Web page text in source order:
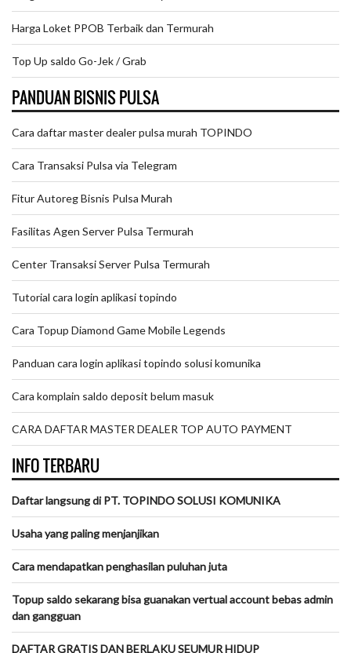
Harga Loket PPOB Terbaik dan Termurah
Top Up saldo Go-Jek / Grab
PANDUAN BISNIS PULSA
Cara daftar master dealer pulsa murah TOPINDO
Cara Transaksi Pulsa via Telegram
Fitur Autoreg Bisnis Pulsa Murah
Fasilitas Agen Server Pulsa Termurah
Center Transaksi Server Pulsa Termurah
Tutorial cara login aplikasi topindo
Cara Topup Diamond Game Mobile Legends
Panduan cara login aplikasi topindo solusi komunika
Cara komplain saldo deposit belum masuk
CARA DAFTAR MASTER DEALER TOP AUTO PAYMENT
INFO TERBARU
Daftar langsung di PT. TOPINDO SOLUSI KOMUNIKA
Usaha yang paling menjanjikan
Cara mendapatkan penghasilan puluhan juta
Topup saldo sekarang bisa guanakan vertual account bebas admin
dan gangguan
DAFTAR GRATIS DAN BERLAKU SEUMUR HIDUP